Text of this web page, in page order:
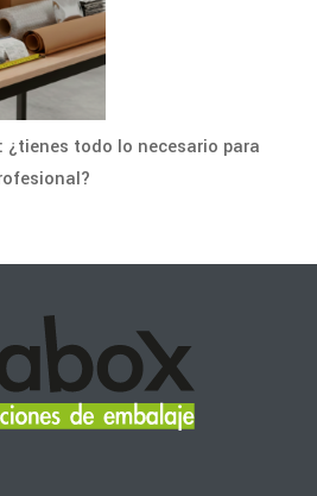
todo lo necesario para